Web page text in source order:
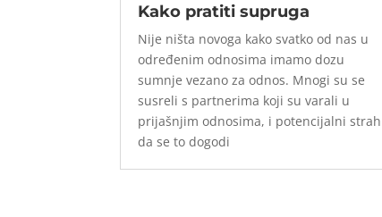
Kako pratiti supruga
Nije ništa novoga kako svatko od nas u
određenim odnosima imamo dozu
sumnje vezano za odnos. Mnogi su se
susreli s partnerima koji su varali u
prijašnjim odnosima, i potencijalni strah
da se to dogodi